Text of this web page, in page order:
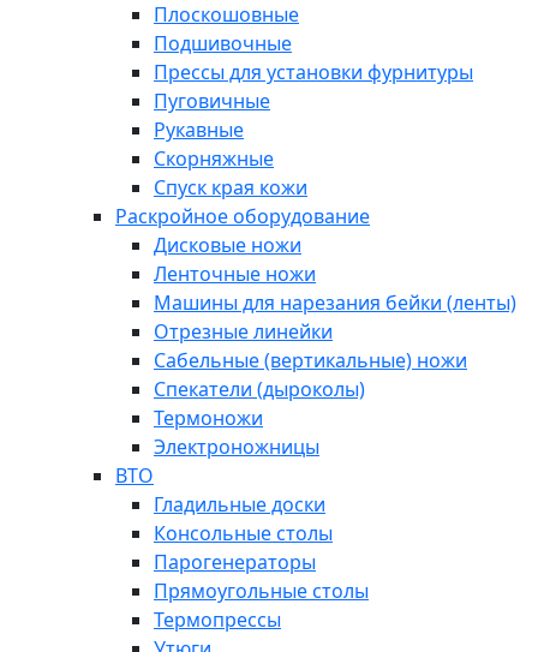
Плоскошовные
Подшивочные
Прессы для установки фурнитуры
Пуговичные
Рукавные
Скорняжные
Спуск края кожи
Раскройное оборудование
Дисковые ножи
Ленточные ножи
Машины для нарезания бейки (ленты)
Отрезные линейки
Сабельные (вертикальные) ножи
Спекатели (дыроколы)
Термоножи
Электроножницы
ВТО
Гладильные доски
Консольные столы
Парогенераторы
Прямоугольные столы
Термопрессы